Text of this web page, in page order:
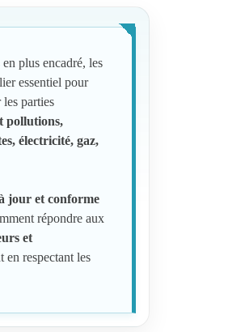
plus encadré, les
essentiel pour
les parties
pollutions,
électricité, gaz,
jour et conforme
répondre aux
et
en respectant les